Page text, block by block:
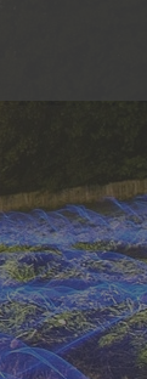
ح
ت
و
ا